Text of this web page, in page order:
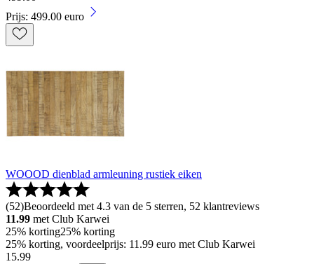
Prijs: 499.00 euro
WOOOD dienblad armleuning rustiek eiken
(52)Beoordeeld met 4.3 van de 5 sterren, 52 klantreviews
11.99 met Club Karwei
25% korting25% korting
25% korting, voordeelprijs: 11.99 euro met Club Karwei
15.99